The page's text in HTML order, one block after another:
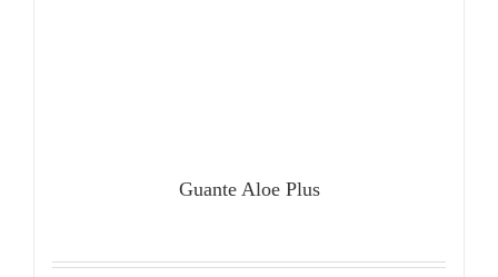
Guante Aloe Plus